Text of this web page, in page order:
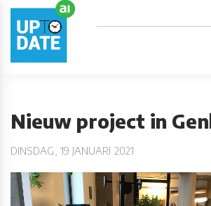
Nieuw project in
DINSDAG, 19 JANUARI 2021